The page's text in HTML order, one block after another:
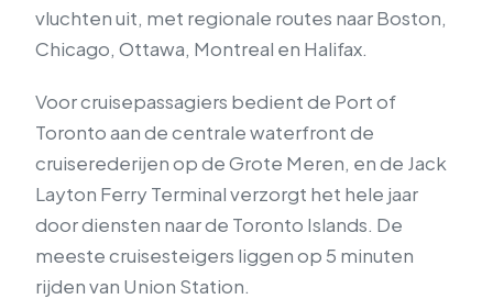
vluchten uit, met regionale routes naar Boston,
Chicago, Ottawa, Montreal en Halifax.
Voor cruisepassagiers bedient de Port of
Toronto aan de centrale waterfront de
cruiserederijen op de Grote Meren, en de Jack
Layton Ferry Terminal verzorgt het hele jaar
door diensten naar de Toronto Islands. De
meeste cruisesteigers liggen op 5 minuten
rijden van Union Station.